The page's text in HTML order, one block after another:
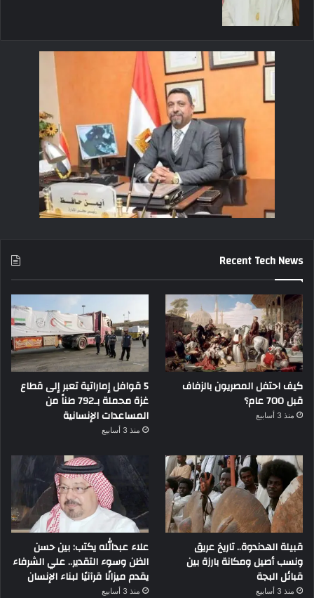
Recent Tech News
كيف احتفل المصريون بالزفاف
قبل 700 عام؟
منذ 3 أسابيع
5 قوافل إماراتية تعبر إلى قطاع
غزة محملة بـ792 طناً من
المساعدات الإنسانية
منذ 3 أسابيع
قبيلة الهدندوة.. تاريخ عريق
ونسب أصيل ومكانة بارزة بين
قبائل البجة
منذ 3 أسابيع
علاء عبدالله يكتب: بين حسن
الظن وسوء التقدير.. علي الشرفاء
يقدم ميزانًا قرآنيًا لبناء الإنسان
منذ 3 أسابيع